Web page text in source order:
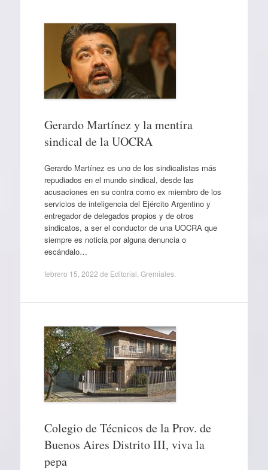
Gerardo Martínez y la mentira
sindical de la UOCRA
Gerardo Martínez es uno de los sindicalistas más
repudiados en el mundo sindical, desde las
acusaciones en su contra como ex miembro de los
servicios de inteligencia del Ejército Argentino y
entregador de delegados propios y de otros
sindicatos, a ser el conductor de una UOCRA que
siempre es noticia por alguna denuncia o
escándalo…
febrero 15, 2022 de Editorial Gremiales.
Colegio de Técnicos de la Prov. de
Buenos Aires Distrito III, viva la
pepa